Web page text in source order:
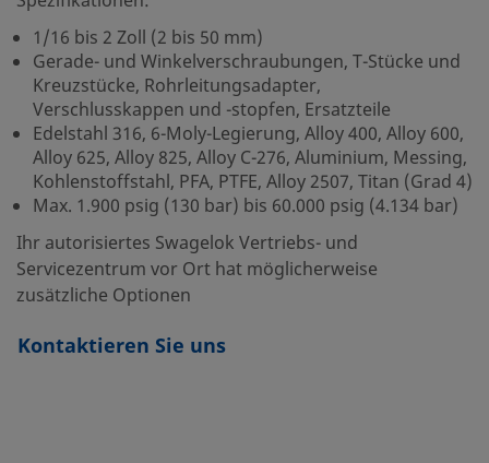
1/16 bis 2 Zoll (2 bis 50 mm)
Gerade- und Winkelverschraubungen, T-Stücke und
Kreuzstücke, Rohrleitungsadapter,
Verschlusskappen und -stopfen, Ersatzteile
Edelstahl 316, 6-Moly-Legierung, Alloy 400, Alloy 600,
Alloy 625, Alloy 825, Alloy C-276, Aluminium, Messing,
Kohlenstoffstahl, PFA, PTFE, Alloy 2507, Titan (Grad 4)
Max. 1.900 psig (130 bar) bis 60.000 psig (4.134 bar)
Ihr autorisiertes Swagelok Vertriebs- und
Servicezentrum vor Ort hat möglicherweise
zusätzliche Optionen
Kontaktieren Sie uns